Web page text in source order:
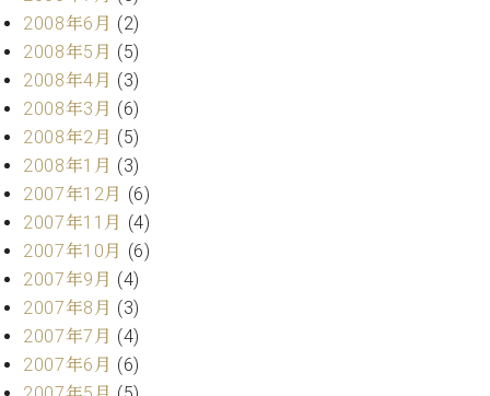
2008年6月 (2)
2008年5月 (5)
2008年4月 (3)
2008年3月 (6)
2008年2月 (5)
2008年1月 (3)
2007年12月 (6)
2007年11月 (4)
2007年10月 (6)
2007年9月 (4)
2007年8月 (3)
2007年7月 (4)
2007年6月 (6)